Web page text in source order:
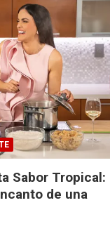
Sabor Tropical:
de una